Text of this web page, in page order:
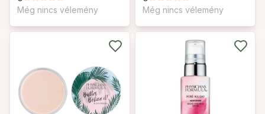
Még nincs vélemény Még nincs vélemény